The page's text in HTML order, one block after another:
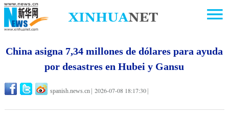
China asigna 7,34 millones de dólares para ayuda
por desastres en Hubei y Gansu
spanish.news.cn 2026-07-08 18:17:30